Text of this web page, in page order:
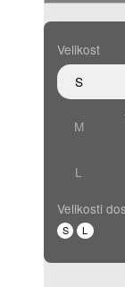
Velikost
S
M
L
Velikosti
S L